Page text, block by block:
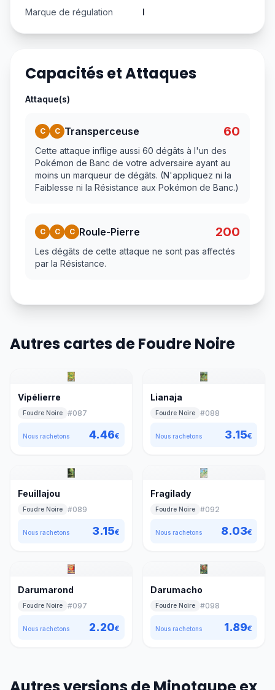
Marque de régulation I
Capacités et Attaques
Attaque(s)
C C Transperceuse 60
Cette attaque inflige aussi 60 dégâts à l'un des
Pokémon de Banc de votre adversaire ayant au
moins un marqueur de dégâts. (N'appliquez ni la
Faiblesse ni la Résistance aux Pokémon de Banc.)
C C C Roule-Pierre 200
Les dégâts de cette attaque ne sont pas affectés
par la Résistance.
Autres cartes de Foudre Noire
Vipélierre
Foudre Noire #087
Nous rachetons 4.46€
Lianaja
Foudre Noire #088
Nous rachetons 3.15€
Feuillajou
Foudre Noire #089
Nous rachetons 3.15€
Fragilady
Foudre Noire #092
Nous rachetons 8.03€
Darumarond
Foudre Noire #097
Nous rachetons 2.20€
Darumacho
Foudre Noire #098
Nous rachetons 1.89€